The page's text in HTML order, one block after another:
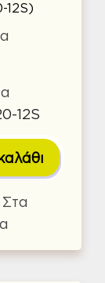
12S)
12S